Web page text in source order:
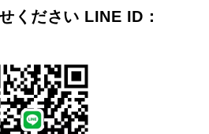
ください LINE ID：